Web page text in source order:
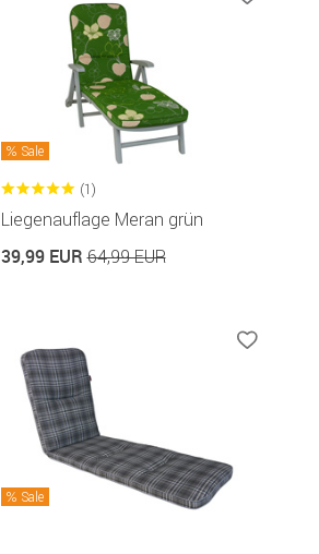
Sale
(1)
Liegenauflage Meran grün
39,99 EUR64,99 EUR
Sale